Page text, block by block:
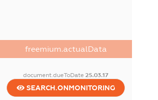
freemium.actualData
document.dueToDate25.03.17
SEARCH.ONMONITORING